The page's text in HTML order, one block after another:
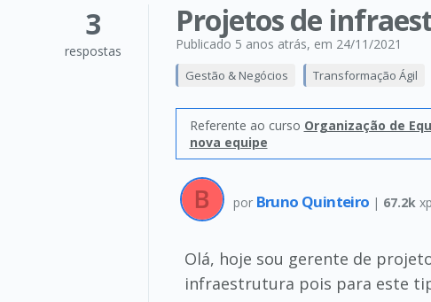
3
respostas
Projetos de
Publicado 5 anos atrás, em 24/11/2021
Gestão & Negócios Transformação Ágil
Referente ao curso Organização de
nova equipe
por Bruno Quinteiro | 67.2k
Olá, hoje sou gerente de
infraestrutura pois para este